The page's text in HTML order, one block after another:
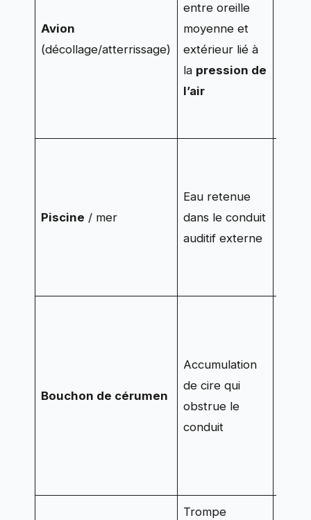
Avion
(décollage/atterrissage)
entre oreille
moyenne et
extérieur lié à
la pression de
l’air
Piscine / mer
Eau retenue
dans le conduit
auditif externe
Bouchon de cérumen
Accumulation
de cire qui
obstrue le
conduit
Trompe